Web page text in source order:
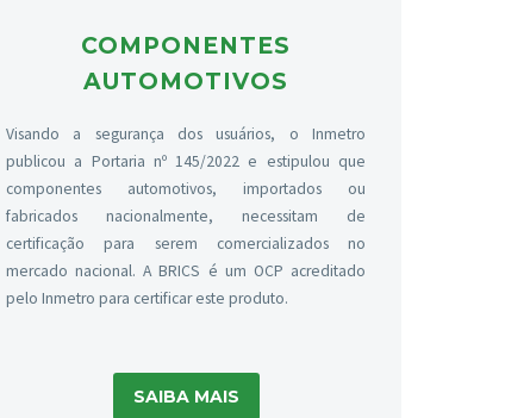
COMPONENTES
AUTOMOTIVOS
Visando a segurança dos usuários, o Inmetro
publicou a Portaria nº 145/2022 e estipulou que
componentes automotivos, importados ou
fabricados nacionalmente, necessitam de
certificação para serem comercializados no
mercado nacional. A BRICS é um OCP acreditado
pelo Inmetro para certificar este produto.
SAIBA MAIS